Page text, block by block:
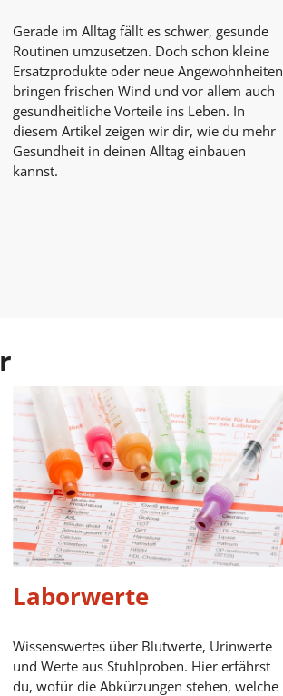
Gerade im Alltag fällt es schwer, gesunde
Routinen umzusetzen. Doch schon kleine
Ersatzprodukte oder neue Angewohnheiten
bringen frischen Wind und vor allem auch
gesundheitliche Vorteile ins Leben. In
diesem Artikel zeigen wir dir, wie du mehr
Gesundheit in deinen Alltag einbauen
kannst.
Laborwerte
Wissenswertes über Blutwerte, Urinwerte
und Werte aus Stuhlproben. Hier erfährst
du, wofür die Abkürzungen stehen, welche